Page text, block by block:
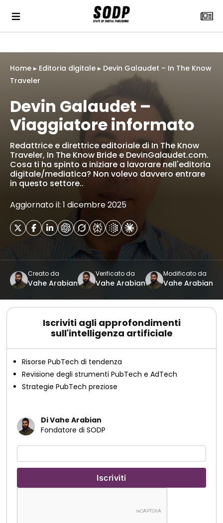
Home ▸ Editoria digitale ▸ Devin Galaudet – In The Know
Traveler
Devin Galaudet –
Viaggiatore informato
Redattrice e direttrice editoriale di In The Know
Traveler, In The Know Bride e DevinGalaudet.com.
Cosa ti ha spinto a iniziare a lavorare nell'editoria
digitale/mediatica? Non volevo davvero entrare
in questo settore..
Aggiornato il: 1 dicembre 2025
Creato da
Vahe Arabian
Verificato da
Vahe Arabian
Modificato da
Vahe Arabian
Iscriviti agli approfondimenti
sull'intelligenza artificiale
Risorse PubTech di tendenza
Revisione degli strumenti PubTech e AdTech
Strategie PubTech preziose
Di Vahe Arabian
Fondatore di SODP